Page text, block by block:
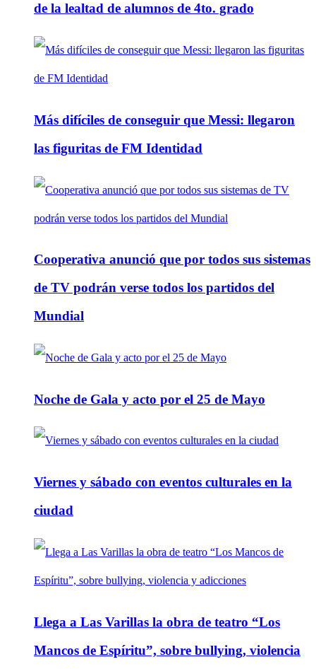
de la lealtad de alumnos de 4to. grado
Más difíciles de conseguir que Messi: llegaron
las figuritas de FM Identidad
Cooperativa anunció que por todos sus sistemas
de TV podrán verse todos los partidos del
Mundial
Noche de Gala y acto por el 25 de Mayo
Viernes y sábado con eventos culturales en la
ciudad
Llega a Las Varillas la obra de teatro “Los
Mancos de Espíritu”, sobre bullying, violencia